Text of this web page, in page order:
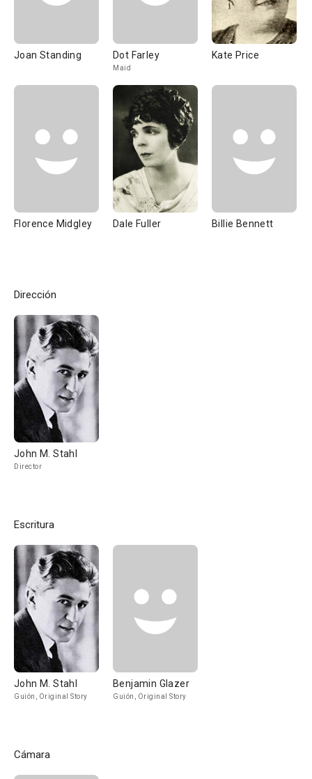
Joan Standing Dot Farley
Maid
Kate Price
Florence Midgley Dale Fuller Billie Bennett
Dirección
John M. Stahl
Director
Escritura
John M. Stahl
Guión, Original Story
Benjamin Glazer
Guión, Original Story
Cámara